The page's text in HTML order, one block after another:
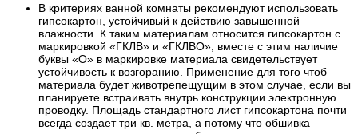
В критериях ванной комнаты рекомендуют использовать
гипсокартон, устойчивый к действию завышенной
влажности. К таким материалам относится гипсокартон с
маркировкой «ГКЛВ» и «ГКЛВО», вместе с этим наличие
буквы «О» в маркировке материала свидетельствует
устойчивость к возгоранию. Применение для того чтоб
материала будет животрепещущим в этом случае, если вы
планируете встраивать внутрь конструкции электронную
проводку. Площадь стандартного лист гипсокартона почти
всегда создает три кв. метра, а потому что обшивка